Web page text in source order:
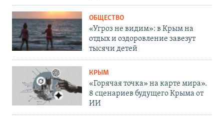
ОБЩЕСТВО
«Угроз не видим»: в Крым на
отдых и оздоровление завезут
тысячи детей
КРЫМ
«Горячая точка» на карте мира».
8 сценариев будущего Крыма от
ИИ